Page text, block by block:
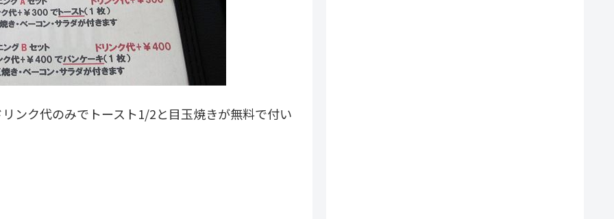
ンク代のみでトースト1/2と目玉焼きが無料で付い